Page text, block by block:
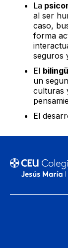
La
al ser
caso,
forma
seguros
El
un
culturas
El